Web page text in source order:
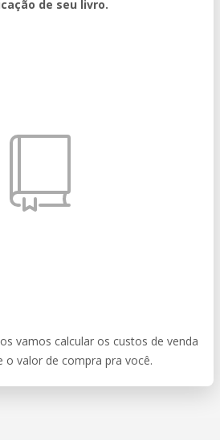
de seu livro.
vamos calcular os custos de venda
o valor de compra pra você.